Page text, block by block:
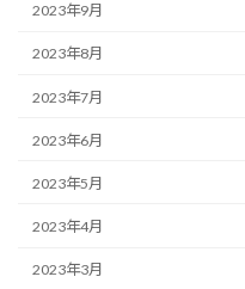
2023年9月
2023年8月
2023年7月
2023年6月
2023年5月
2023年4月
2023年3月